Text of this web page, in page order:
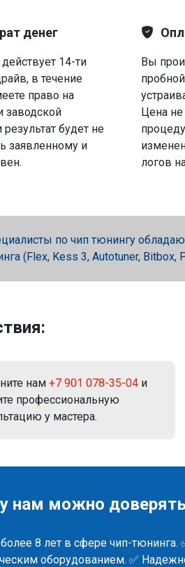
денег
14-ти
в течение
право на
заводской
будет не
заявленному и
Вы
Цена не
логов
по чип тюнингу
(Flex, Kess 3, Autotuner, Bitbox,
нам +7 901 078-35-04 и
профессиональную
у мастера.
нам можно
8 лет в сфере чип-
оборудованием. ✅